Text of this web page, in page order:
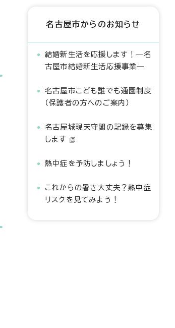
名古屋市からのお知らせ
結婚新生活を応援します！―名
古屋市結婚新生活応援事業―
名古屋市こども誰でも通園制度
（保護者の方へのご案内）
名古屋城現天守閣の記録を募集
します
熱中症を予防しましょう！
これからの暑さ大丈夫？熱中症
リスクを見てみよう！